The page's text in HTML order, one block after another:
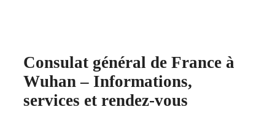
Consulat général de France à
Wuhan – Informations,
services et rendez-vous